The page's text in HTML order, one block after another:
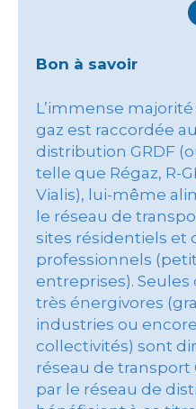
Bon à savoir
L’immense
gaz est raccordée
distribution GRDF
telle que Régaz, R-
Vialis), lui-même
le réseau de
sites résidentiels et
professionnels
entreprises).
très énergivores
industries ou
collectivités) sont
réseau de transport
par le réseau de